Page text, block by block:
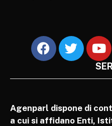
Agenparl dispone di
a cui si affidano Enti,